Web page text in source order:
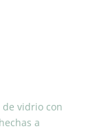
de vidrio con
a